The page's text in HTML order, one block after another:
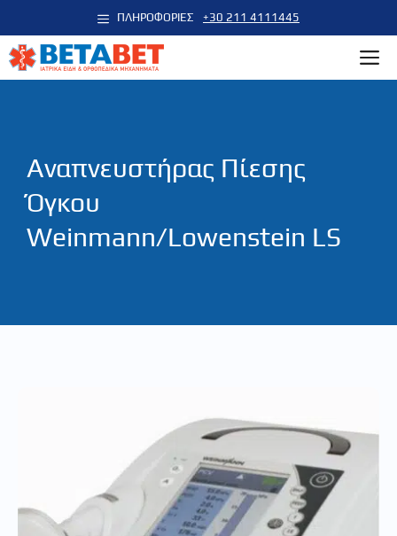
σε
περιεχόμενο
+30 211 4111445
ΠΛΗΡΟΦΟΡΙΕΣ
Αναπνευστήρας Πίεσης
Όγκου
Weinmann/Lowenstein LS